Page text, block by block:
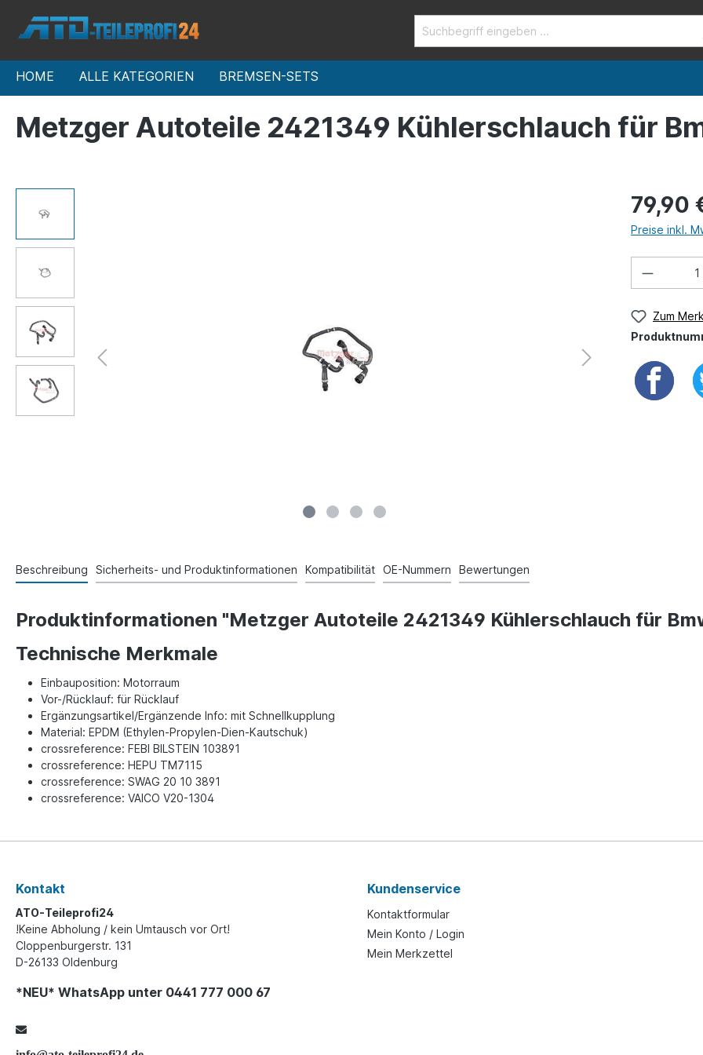
HOME ALLE KATEGORIEN BREMSEN-SETS
Metzger Autoteile 2421349 Kühlerschlauch für
79,90
Preise inkl.
Zum
Beschreibung Sicherheits- und Produktinformationen Kompatibilität OE-Nummern Bewertungen
Produktinformationen "Metzger Autoteile 2421349 Kühlerschlauch für
Technische Merkmale
Einbauposition: Motorraum
Vor-/Rücklauf: für Rücklauf
Ergänzungsartikel/Ergänzende Info: mit Schnellkupplung
Material: EPDM (Ethylen-Propylen-Dien-Kautschuk)
crossreference: FEBI BILSTEIN 103891
crossreference: HEPU TM7115
crossreference: SWAG 20 10 3891
crossreference: VAICO V20-1304
Kontakt
ATO-Teileprofi24
!Keine Abholung / kein Umtausch vor Ort!
Cloppenburgerstr. 131
D-26133 Oldenburg
*NEU* WhatsApp unter 0441 777 000 67
Kundenservice
Kontaktformular
Mein Konto / Login
Mein Merkzettel